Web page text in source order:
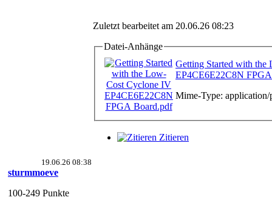
Zuletzt bearbeitet am 20.06.26 08:23
Datei-Anhänge
Getting Started with
EP4CE6E22C8N
Mime-Type:
Zitieren
19.06.26 08:38
sturmmoeve
100-249 Punkte